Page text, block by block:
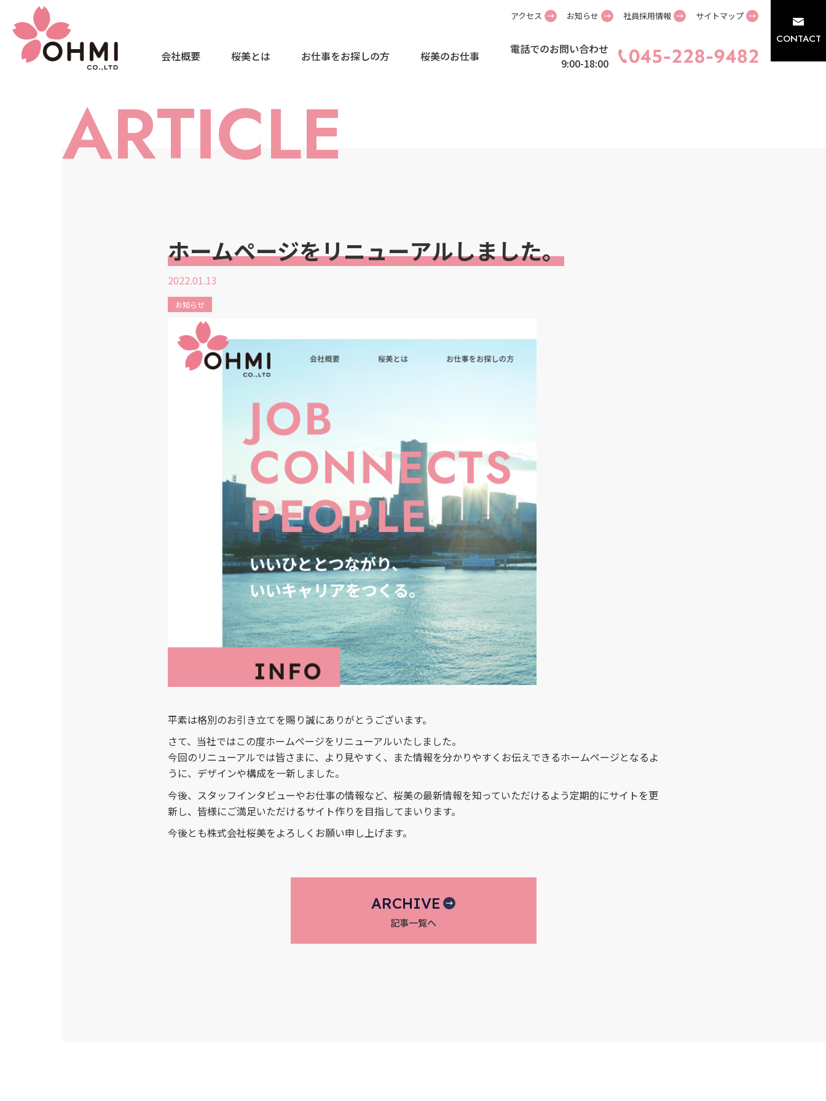
アクセス お知らせ 社員採用情報 サイトマップ
会社概要 桜美とは お仕事をお探しの方 桜美のお仕事
電話でのお問い合わせ
9:00-18:00
CONTACT
ARTICLE
ホームページをリニューアルしました。
2022.01.13
お知らせ
平素は格別のお引き立てを賜り誠にありがとうございます。
さて、当社ではこの度ホームページをリニューアルいたしました。
今回のリニューアルでは皆さまに、より見やすく、また情報を分かりやすくお伝えできるホームページとなるよ
うに、デザインや構成を一新しました。
今後、スタッフインタビューやお仕事の情報など、桜美の最新情報を知っていただけるよう定期的にサイトを更
新し、皆様にご満足いただけるサイト作りを目指してまいります。
今後とも株式会社桜美をよろしくお願い申し上げます。
ARCHIVE
記事一覧へ